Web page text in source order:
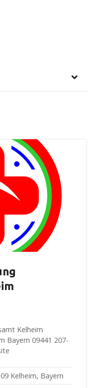
Kelheim
Bayern 09441 207-
Kelheim, Bayern